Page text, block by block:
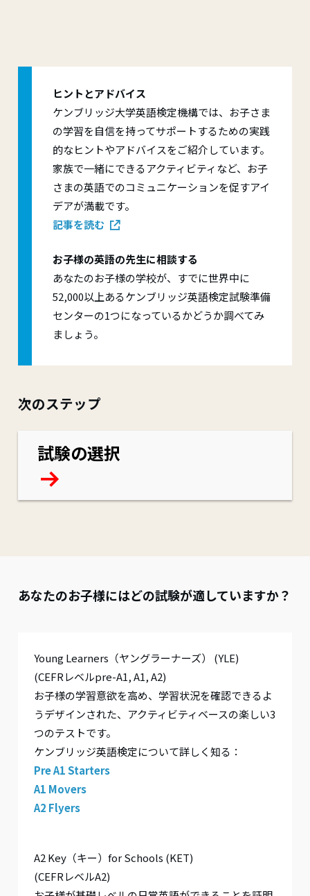
ヒントとアドバイス
ケンブリッジ大学英語検定機構では、お子さま
の学習を自信を持ってサポートするための実践
的なヒントやアドバイスをご紹介しています。
家族で一緒にできるアクティビティなど、お子
さまの英語でのコミュニケーションを促すアイ
デアが満載です。
記事を読む
お子様の英語の先生に相談する
あなたのお子様の学校が、すでに世界中に
52,000以上あるケンブリッジ英語検定試験準備
センターの1つになっているかどうか調べてみ
ましょう。
次のステップ
試験の選択
あなたのお子様にはどの試験が適していますか？
Young Learners（ヤングラーナーズ） (YLE)
(CEFRレベルpre-A1, A1, A2)
お子様の学習意欲を高め、学習状況を確認できるよ
うデザインされた、アクティビティベースの楽しい3
つのテストです。
ケンブリッジ英語検定について詳しく知る：
Pre A1 Starters
A1 Movers
A2 Flyers
A2 Key（キー）for Schools (KET)
(CEFRレベルA2)